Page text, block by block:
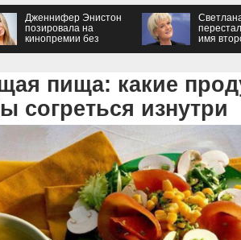
Дженнифер Энистон
позировала на
кинопремии без
имя
пища: какие
согреться изнутри